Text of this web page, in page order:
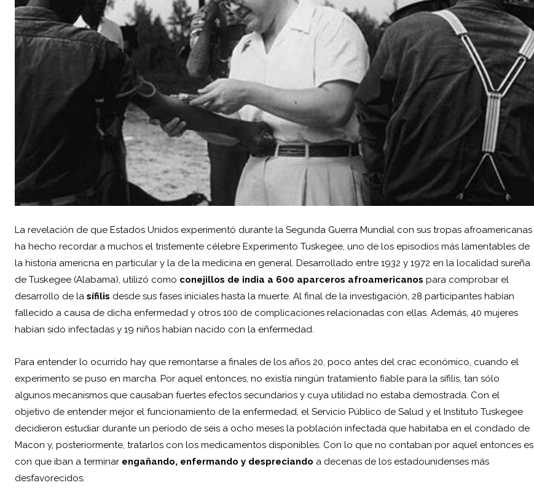
La revelación de que Estados Unidos experimentó durante la Segunda Guerra Mundial con sus tropas afroamericanas
ha hecho recordar a muchos el tristemente célebre Experimento Tuskegee, uno de los episodios más lamentables de
la historia americna en particular y la de la medicina en general. Desarrollado entre 1932 y 1972 en la localidad sureña
de Tuskegee (Alabama), utilizó como conejillos de india a 600 aparceros afroamericanos para comprobar el
desarrollo de la sífilis desde sus fases iniciales hasta la muerte. Al final de la investigación, 28 participantes habían
fallecido a causa de dicha enfermedad y otros 100 de complicaciones relacionadas con ellas. Además, 40 mujeres
habían sido infectadas y 19 niños habían nacido con la enfermedad.
Para entender lo ocurrido hay que remontarse a finales de los años 20, poco antes del crac económico, cuando el
experimento se puso en marcha. Por aquel entonces, no existía ningún tratamiento fiable para la sífilis, tan sólo
algunos mecanismos que causaban fuertes efectos secundarios y cuya utilidad no estaba demostrada. Con el
objetivo de entender mejor el funcionamiento de la enfermedad, el Servicio Público de Salud y el Instituto Tuskegee
decidieron estudiar durante un período de seis a ocho meses la población infectada que habitaba en el condado de
Macon y, posteriormente, tratarlos con los medicamentos disponibles. Con lo que no contaban por aquel entonces es
con que iban a terminar engañando, enfermando y despreciando a decenas de los estadounidenses más
desfavorecidos.